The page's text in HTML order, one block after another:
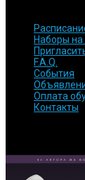
Наборы
F.A.Q.
События
Оплата
Контакты